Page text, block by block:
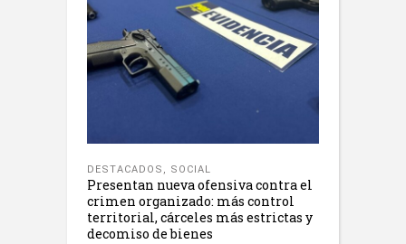
DESTACADOS , SOCIAL
Presentan nueva ofensiva contra el
crimen organizado: más control
territorial, cárceles más estrictas y
decomiso de bienes